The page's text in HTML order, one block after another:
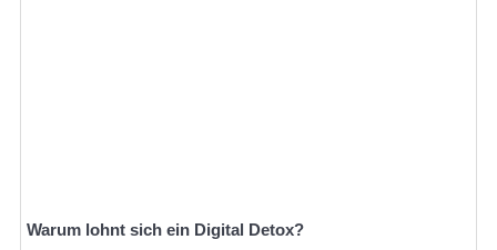
Warum lohnt sich ein Digital Detox?